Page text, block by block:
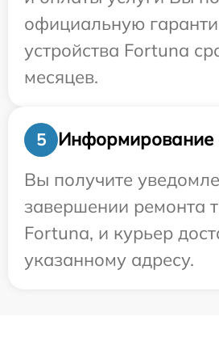
официальную
устройства Fortuna
месяцев.
5
Информирование
Вы получите
завершении ремонта
Fortuna, и курьер
указанному адресу.